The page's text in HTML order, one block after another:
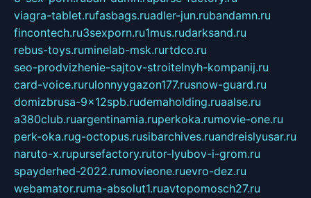
viagra-tablet.rufasbags.ruadler-jun.rubandamn.ru
fincontech.ru3sexporn.ru1mus.rudarksand.ru
rebus-toys.ruminelab-msk.rurtdco.ru
seo-prodvizhenie-sajtov-stroitelnyh-kompanij.ru
card-voice.rurulonnyygazon177.rusnow-guard.ru
domizbrusa-9x12spb.rudemaholding.ruaalse.ru
a380club.ruargentinamia.ruperkoka.rumovie-one.ru
perk-oka.rug-octopus.rusibarchives.ruandreislyusar.ru
naruto-x.rupursefactory.rutor-lyubov-i-grom.ru
spayderhed-2022.rumovieone.ruevro-dez.ru
webamator.ruma-absolut1.ruavtopomosch27.ru